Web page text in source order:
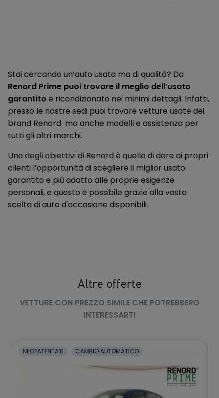
per Apple CarPlay (Android Auto via cavo) con Navigatore e
Google Assistant System
Volante in pelle
Volante regolabile in altezza e in profondità
Stai cercando un’auto usata ma di qualità? Da
Renord Prime puoi trovare il meglio dell’usato
garantito e ricondizionato nei minimi dettagli. Infatti,
presso le nostre sedi puoi trovare vetture usate dei
brand Renord ma anche modelli e assistenza per
tutti gli altri marchi.
Uno degli obiettivi di Renord è quello di dare ai propri
clienti l’opportunità di scegliere il miglior usato
garantito e più adatto alle proprie esigenze
personali, e questo è possibile grazie alla vasta
scelta di auto d'occasione disponibili.
Altre offerte
VETTURE CON PREZZO SIMILE CHE POTREBBERO
INTERESSARTI
NEOPATENTATI CAMBIO AUTOMATICO